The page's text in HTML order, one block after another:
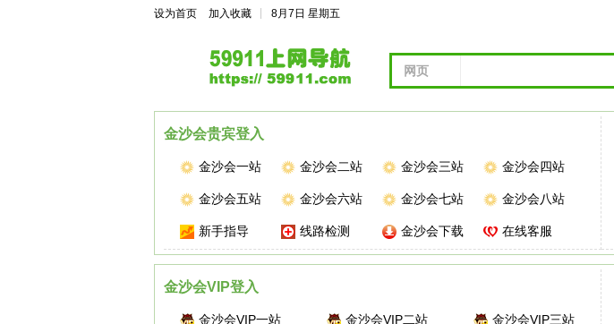
设为首页 加入收藏 8月7日 星期五
网页
金沙会贵宾登入
金沙会一站 金沙会二站 金沙会三站 金沙会四站
金沙会五站 金沙会六站 金沙会七站 金沙会八站
新手指导 线路检测 金沙会下载 在线客服
金沙会VIP登入
金沙会VIP一站 金沙会VIP二站 金沙会VIP三站